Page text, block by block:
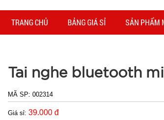
TRANG CHỦ BẢNG GIÁ SỈ SẢN PHẨM
Tai nghe bluetooth
MÃ SP:002314
Giá sỉ:39.000 đ